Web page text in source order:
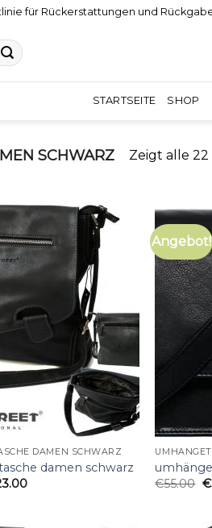
für Rückerstattungen und
STARTSEITE SHOP
SCHWARZ Zeigt alle 22
DAMEN SCHWARZ
damen schwarz
Angebot!
€55.00 €